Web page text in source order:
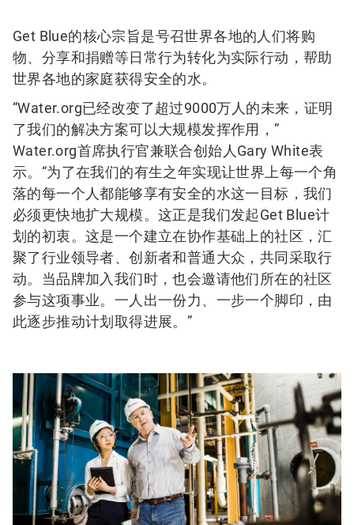
Get Blue的核心宗旨是号召世界各地的人们将购
物、分享和捐赠等日常行为转化为实际行动，帮助
世界各地的家庭获得安全的水。
“Water.org已经改变了超过9000万人的未来，证明
了我们的解决方案可以大规模发挥作用，”
Water.org首席执行官兼联合创始人Gary White表
示。“为了在我们的有生之年实现让世界上每一个角
落的每一个人都能够享有安全的水这一目标，我们
必须更快地扩大规模。这正是我们发起Get Blue计
划的初衷。这是一个建立在协作基础上的社区，汇
聚了行业领导者、创新者和普通大众，共同采取行
动。当品牌加入我们时，也会邀请他们所在的社区
参与这项事业。一人出一份力、一步一个脚印，由
此逐步推动计划取得进展。”